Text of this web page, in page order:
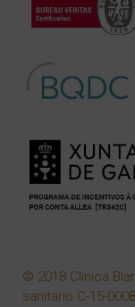
© 2018 Clínica
sanitario C-15-